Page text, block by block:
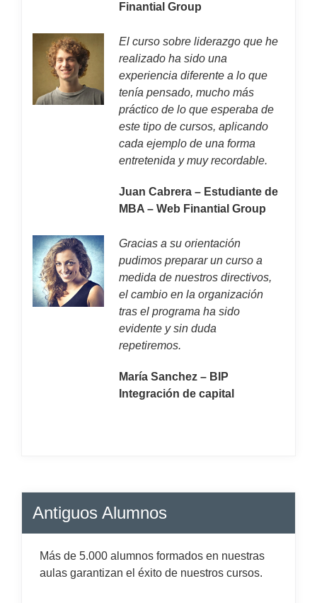
Finantial Group
El curso sobre liderazgo que he
realizado ha sido una
experiencia diferente a lo que
tenía pensado, mucho más
práctico de lo que esperaba de
este tipo de cursos, aplicando
cada ejemplo de una forma
entretenida y muy recordable.
Juan Cabrera – Estudiante de
MBA – Web Finantial Group
Gracias a su orientación
pudimos preparar un curso a
medida de nuestros directivos,
el cambio en la organización
tras el programa ha sido
evidente y sin duda
repetiremos.
María Sanchez – BIP
Integración de capital
Antiguos Alumnos
Más de 5.000 alumnos formados en nuestras
aulas garantizan el éxito de nuestros cursos.